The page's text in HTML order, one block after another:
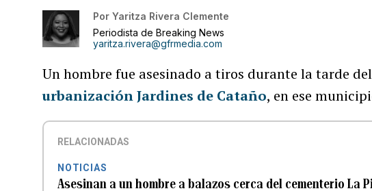
Por Yaritza Rivera Clemente
Periodista de Breaking News
yaritza.rivera@gfrmedia.com
Un hombre fue asesinado a tiros durante la tarde
urbanización Jardines de Cataño, en ese
RELACIONADAS
NOTICIAS
Asesinan a un hombre a balazos cerca del cementerio La